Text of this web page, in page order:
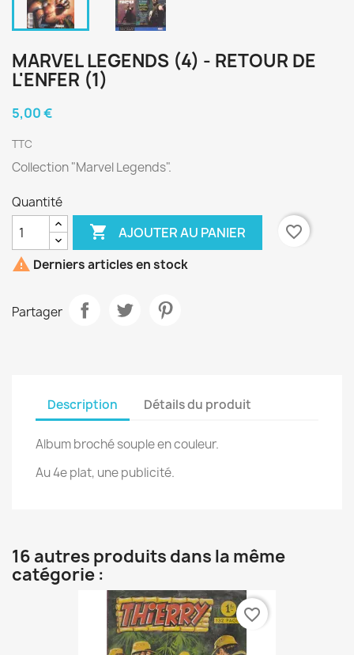
MARVEL LEGENDS (4) - RETOUR DE
L'ENFER (1)
5,00 €
TTC
Collection "Marvel Legends".
Quantité
 AJOUTER AU PANIER
favorite_border
 Derniers articles en stock
Partager
Description Détails du produit
Album broché souple en couleur.
Au 4e plat, une publicité.
16 autres produits dans la même
catégorie :
favorite_border